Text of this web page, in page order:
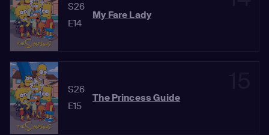
S26
E14
My Fare Lady
S26
E15
The Princess Guide